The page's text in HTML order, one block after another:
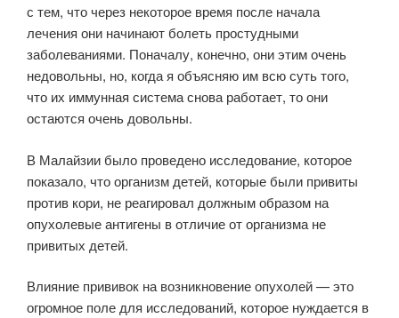
с тем, что через некоторое время после начала
лечения они начинают болеть простудными
заболеваниями. Поначалу, конечно, они этим очень
недовольны, но, когда я объясняю им всю суть того,
что их иммунная система снова работает, то они
остаются очень довольны.
В Малайзии было проведено исследование, которое
показало, что организм детей, которые были привиты
против кори, не реагировал должным образом на
опухолевые антигены в отличие от организма не
привитых детей.
Влияние прививок на возникновение опухолей — это
огромное поле для исследований, которое нуждается в